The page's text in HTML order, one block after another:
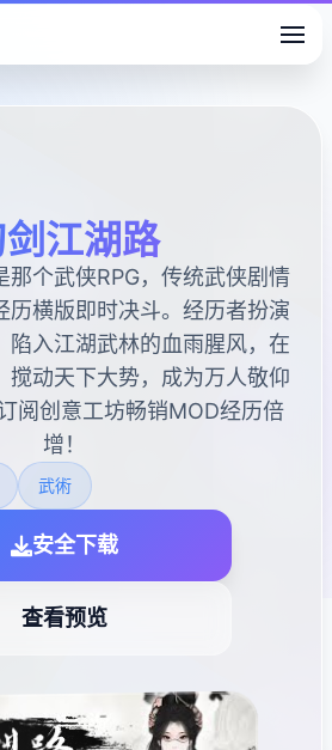
剑江湖路
那个武侠RPG，传统武侠剧情
历横版即时决斗。经历者扮演
陷入江湖武林的血雨腥风，在
搅动天下大势，成为万人敬仰
阅创意工坊畅销MOD经历倍
增！
武術
安全下载
查看预览